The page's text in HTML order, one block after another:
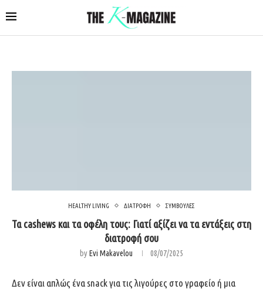
HEALTHY LIVING ΔΙΑΤΡΟΦΗ ΣΥΜΒΟΥΛΕΣ
Τα cashews και τα οφέλη τους: Γιατί αξίζει να τα εντάξεις στη
διατροφή σου
byEvi Makavelou 08/07/2025
Δεν είναι απλώς ένα snack για τις λιγούρες στο γραφείο ή μια